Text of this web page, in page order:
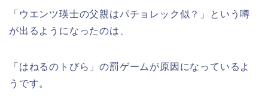
「ウエンツ瑛士の父親はパチョレック似？」という噂
が出るようになったのは、
「はねるのトびら」の罰ゲームが原因になっているよ
うです。